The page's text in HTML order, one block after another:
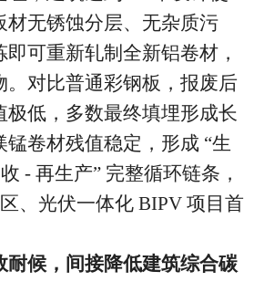
材无锈蚀分层、无杂质污
可重新轧制全新铝卷材，
。对比普通彩钢板，报废后
极低，多数最终填埋形成长
卷材残值稳定，形成 “生
- 再生产” 完整循环链条，
、光伏一体化 BIPV 项目首
耐候，间接降低建筑综合碳